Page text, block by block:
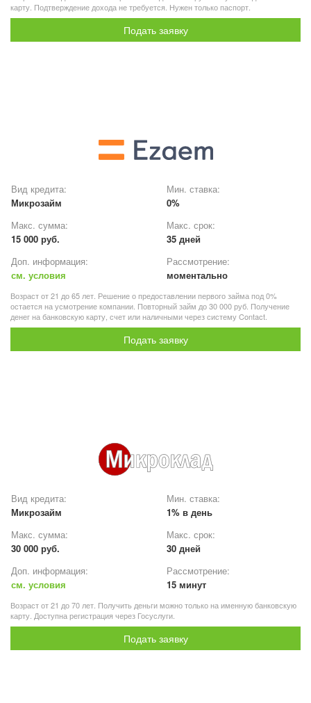
карту. Подтверждение дохода не требуется. Нужен только паспорт.
Подать заявку
Вид кредита:
Микрозайм
Мин. ставка:
0%
Макс. сумма:
15 000 руб.
Макс. срок:
35 дней
Доп. информация:
см. условия
Рассмотрение:
моментально
Возраст от 21 до 65 лет. Решение о предоставлении первого займа под 0%
остается на усмотрение компании. Повторный займ до 30 000 руб. Получение
денег на банковскую карту, счет или наличными через систему Contact.
Подать заявку
Вид кредита:
Микрозайм
Мин. ставка:
1% в день
Макс. сумма:
30 000 руб.
Макс. срок:
30 дней
Доп. информация:
см. условия
Рассмотрение:
15 минут
Возраст от 21 до 70 лет. Получить деньги можно только на именную банковскую
карту. Доступна регистрация через Госуслуги.
Подать заявку